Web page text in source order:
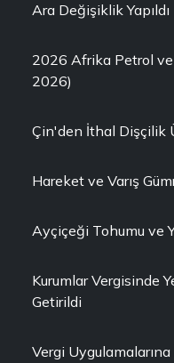
Ara Değişiklik Yapıldı
2026 Afrika Petrol ve
2026)
Çin'den İthal Dişçilik
Hareket ve Varış
Ayçiçeği Tohumu ve
Kurumlar Vergisinde
Getirildi
Vergi